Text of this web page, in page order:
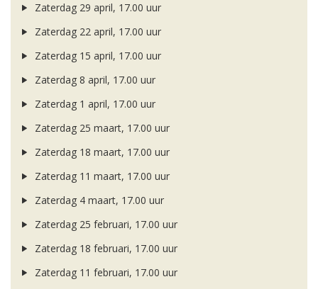
Zaterdag 29 april, 17.00 uur
Zaterdag 22 april, 17.00 uur
Zaterdag 15 april, 17.00 uur
Zaterdag 8 april, 17.00 uur
Zaterdag 1 april, 17.00 uur
Zaterdag 25 maart, 17.00 uur
Zaterdag 18 maart, 17.00 uur
Zaterdag 11 maart, 17.00 uur
Zaterdag 4 maart, 17.00 uur
Zaterdag 25 februari, 17.00 uur
Zaterdag 18 februari, 17.00 uur
Zaterdag 11 februari, 17.00 uur